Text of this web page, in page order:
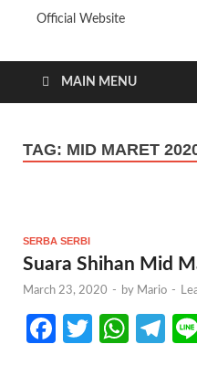
Official Website
MAIN MENU
TAG: MID MARET
SERBA SERBI
Suara Shihan Mid
March 23, 2020 - by Mario -
Fa
T
W Te